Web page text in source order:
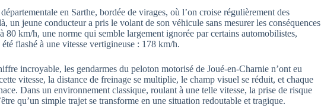
en Sarthe, bordée de virages, où l’on croise régulièrement des
un jeune conducteur a pris le volant de son véhicule sans mesurer les conséquences
80 km/h, une norme qui semble largement ignorée par certains automobilistes,
flashé à une vitesse vertigineuse : 178 km/h.
incroyable, les gendarmes du peloton motorisé de Joué-en-Charnie n’ont eu
vitesse, la distance de freinage se multiplie, le champ visuel se réduit, et chaque
Dans un environnement classique, roulant à une telle vitesse, la prise de risque
qu’un simple trajet se transforme en une situation redoutable et tragique.